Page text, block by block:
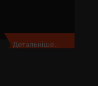
Детальніше...